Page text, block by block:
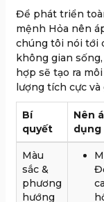
Để phát triển
mệnh Hỏa nên
chúng tôi nói tới
không gian
hợp sẽ tạo ra
lượng tích cực
Bí
quyết
Nên
dụng
Màu
sắc &
phương
hướng